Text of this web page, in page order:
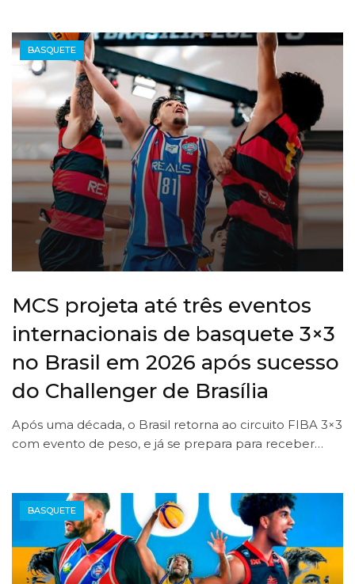
BASQUETE
MCS projeta até três eventos
internacionais de basquete 3×3
no Brasil em 2026 após sucesso
do Challenger de Brasília
Após uma década, o Brasil retorna ao circuito FIBA 3×3
com evento de peso, e já se prepara para receber…
BASQUETE